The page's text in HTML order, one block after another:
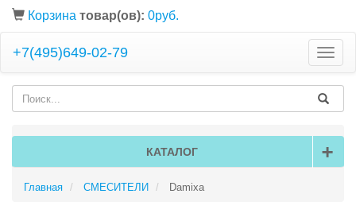
Корзина товар(ов): 0руб.
Toggle
+7(495)649-02-79
КАТАЛОГ +
Главная СМЕСИТЕЛИ Damixa